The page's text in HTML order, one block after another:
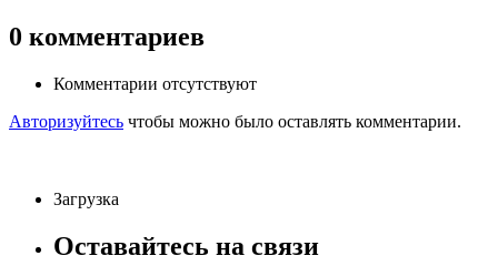
0 комментариев
Комментарии отсутствуют
Авторизуйтесь чтобы можно было оставлять комментарии.
Загрузка
Оставайтесь на связи